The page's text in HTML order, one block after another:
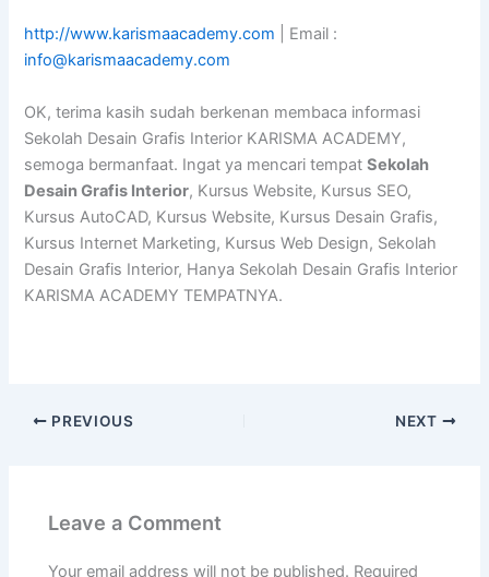
http://www.karismaacademy.com | Email :
info@karismaacademy.com
OK, terima kasih sudah berkenan membaca informasi
Sekolah Desain Grafis Interior KARISMA ACADEMY,
semoga bermanfaat. Ingat ya mencari tempatSekolah
Desain Grafis Interior, Kursus Website, Kursus SEO,
Kursus AutoCAD, Kursus Website, Kursus Desain Grafis,
Kursus Internet Marketing, Kursus Web Design, Sekolah
Desain Grafis Interior, Hanya Sekolah Desain Grafis Interior
KARISMA ACADEMY TEMPATNYA.
PREVIOUS NEXT
Leave a Comment
Your email address will not be published. Required